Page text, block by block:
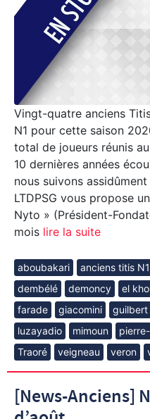
Vingt-quatre anciens
N1 pour cette saison
total de joueurs réunis
10 dernières années
nous suivons
LTDPSG vous propose
Nyto » (Président-
mois lire la suite
aboubakari anciens titis N1
dembélé
demoncy el
farade
giacomini guilbert
luzayadio
mimoun
Traoré
veigneau veron
[News-Anciens]